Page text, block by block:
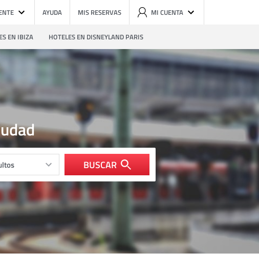
AYUDA MIS RESERVAS MI CUENTA
EN IBIZA HOTELES EN DISNEYLAND PARIS
BUSCAR